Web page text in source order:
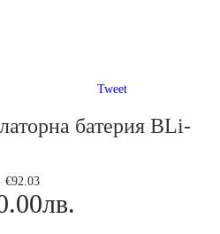
Tweet
батерия BLi-
€92.03